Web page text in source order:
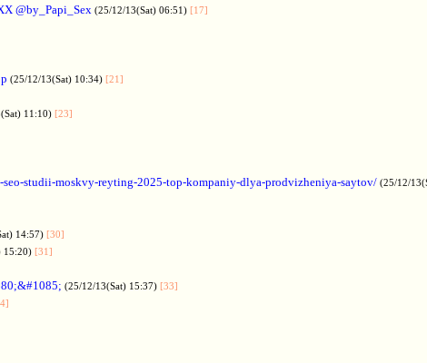
@by_Papi_Sex (25/12/13(Sat) 06:51) [17]
(25/12/13(Sat) 10:34) [21]
11:10) [23]
seo-studii-moskvy-reyting-2025-top-kompaniy-dlya-prodvizheniya-saytov/ (25/12/
14:57) [30]
15:20) [31]
(25/12/13(Sat) 15:37) [33]